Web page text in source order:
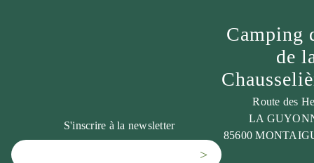
S'inscrire à la newsletter
>
Camping
de
Route des
LA
85600